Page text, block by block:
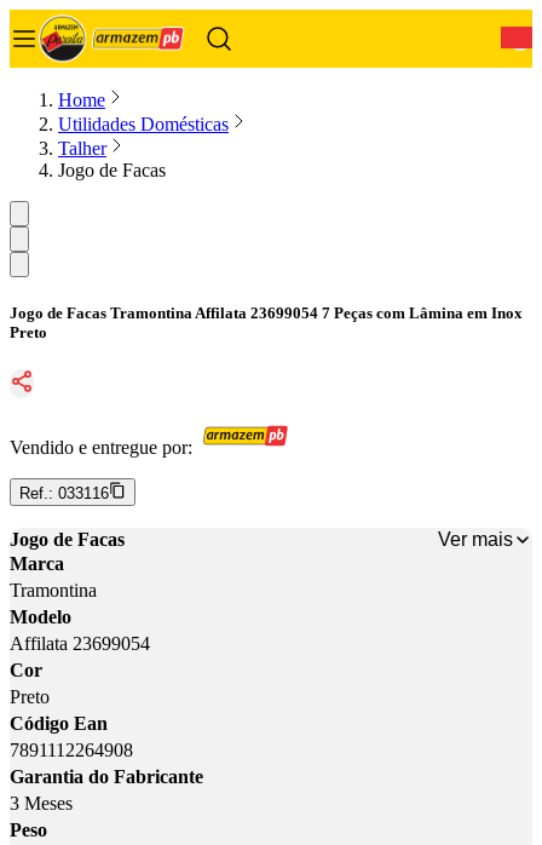
Home
Utilidades Domésticas
Talher
Jogo de Facas
Jogo de Facas Tramontina Affilata 23699054 7 Peças com Lâmina em Inox
Preto
Vendido e entregue por:
Ref.: 033116
Jogo de Facas
Ver mais
Marca
Tramontina
Modelo
Affilata 23699054
Cor
Preto
Código Ean
7891112264908
Garantia do Fabricante
3 Meses
Peso